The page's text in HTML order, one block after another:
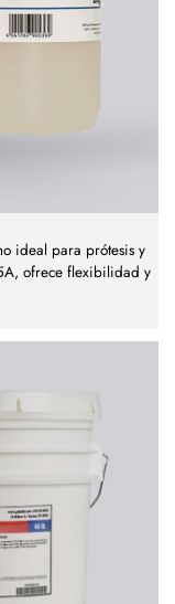
ideal para prótesis y
ofrece flexibilidad y